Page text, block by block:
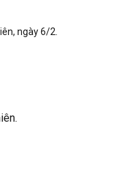
ngày 6/2.